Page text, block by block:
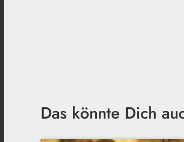
Das könnte Dich